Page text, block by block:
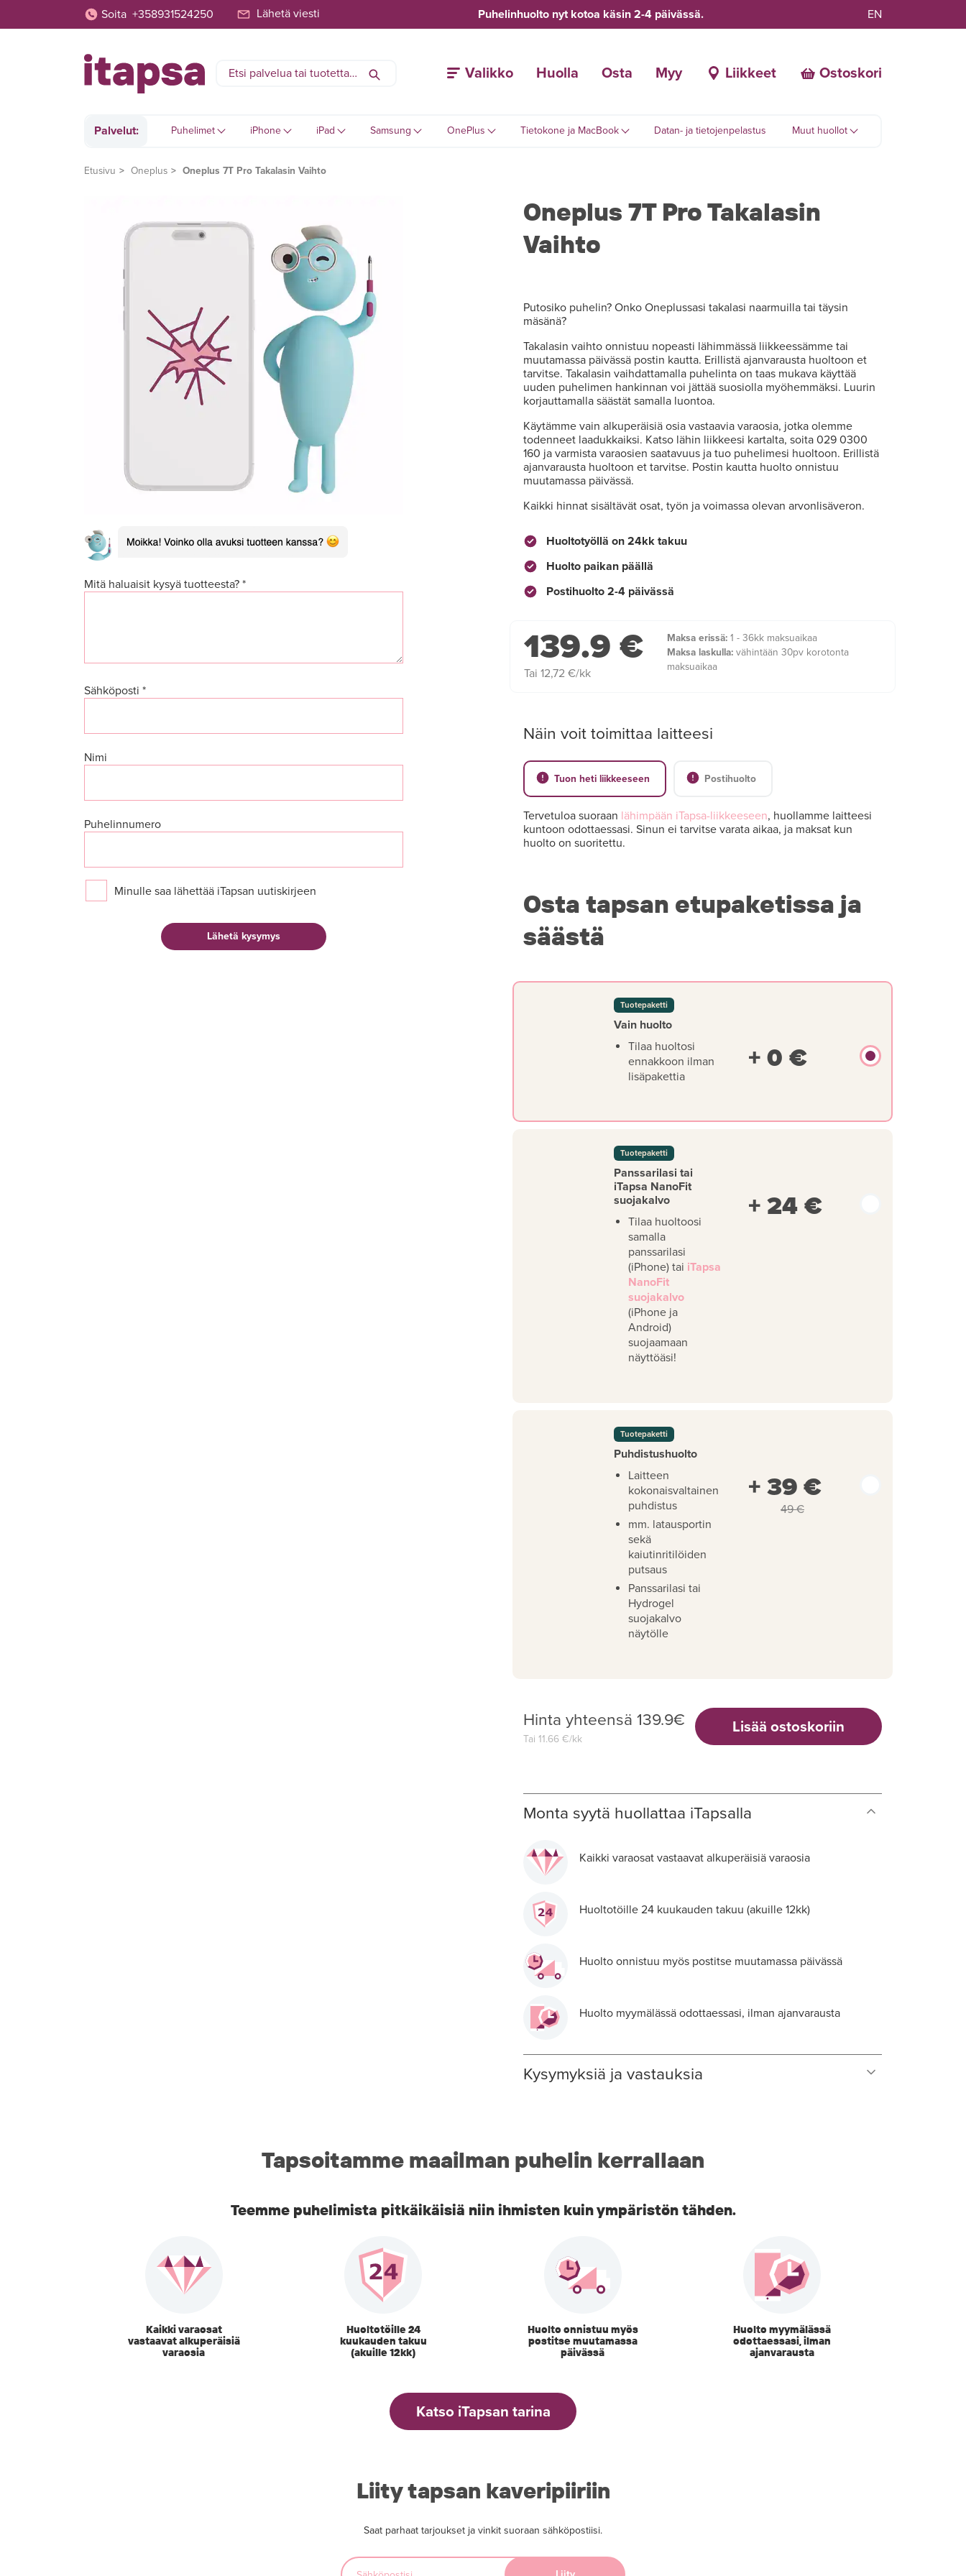
Soita +358931524250 Lähetä viesti Puhelinhuolto nyt kotoa käsin 2-4 päivässä. EN
Valikko Huolla Osta Myy Liikkeet Ostoskori
Palvelut: Puhelimet iPhone iPad Samsung OnePlus Tietokone ja MacBook Datan- ja tietojenpelastus Muut huollot
Etusivu Oneplus Oneplus 7T Pro Takalasin Vaihto
Mitä haluaisit kysyä tuotteesta? *
Sähköposti *
Nimi
Puhelinnumero
Minulle saa lähettää iTapsan uutiskirjeen
Oneplus 7T Pro Takalasin
Vaihto
Putosiko puhelin? Onko Oneplussasi takalasi naarmuilla tai täysin
mäsänä?
Takalasin vaihto onnistuu nopeasti lähimmässä liikkeessämme tai
muutamassa päivässä postin kautta. Erillistä ajanvarausta huoltoon et
tarvitse. Takalasin vaihdattamalla puhelinta on taas mukava käyttää
uuden puhelimen hankinnan voi jättää suosiolla myöhemmäksi. Luurin
korjauttamalla säästät samalla luontoa.
Käytämme vain alkuperäisiä osia vastaavia varaosia, jotka olemme
todenneet laadukkaiksi. Katso lähin liikkeesi kartalta, soita 029 0300
160 ja varmista varaosien saatavuus ja tuo puhelimesi huoltoon. Erillistä
ajanvarausta huoltoon et tarvitse. Postin kautta huolto onnistuu
muutamassa päivässä.
Kaikki hinnat sisältävät osat, työn ja voimassa olevan arvonlisäveron.
Huoltotyöllä on 24kk takuu
Huolto paikan päällä
Postihuolto 2-4 päivässä
139.9 €
Tai 12,72 €/kk
Maksa erissä:1 - 36kk maksuaikaa
Maksa laskulla:vähintään 30pv korotonta
maksuaikaa
Näin voit toimittaa laitteesi
Tuon heti liikkeeseen Postihuolto
Tervetuloa suoraan lähimpään iTapsa-liikkeeseen, huollamme laitteesi
kuntoon odottaessasi. Sinun ei tarvitse varata aikaa, ja maksat kun
huolto on suoritettu.
Osta tapsan etupaketissa ja
säästä
Tuotepaketti
Vain huolto
Tilaa huoltosi
ennakkoon ilman
lisäpakettia
+ 0 €
Tuotepaketti
Panssarilasi tai
iTapsa NanoFit
suojakalvo
Tilaa huoltoosi
samalla
panssarilasi
(iPhone) tai iTapsa
NanoFit
suojakalvo
(iPhone ja
Android)
suojaamaan
näyttöäsi!
+ 24 €
Tuotepaketti
Puhdistushuolto
Laitteen
kokonaisvaltainen
puhdistus
mm. latausportin
sekä
kaiutinritilöiden
putsaus
Panssarilasi tai
Hydrogel
suojakalvo
näytölle
+ 39 €
49 €
Hinta yhteensä 139.9€
Tai 11.66€/kk
Lisää ostoskoriin
Monta syytä huollattaa iTapsalla
Kaikki varaosat vastaavat alkuperäisiä varaosia
Huoltotöille 24 kuukauden takuu (akuille 12kk)
Huolto onnistuu myös postitse muutamassa päivässä
Huolto myymälässä odottaessasi, ilman ajanvarausta
Kysymyksiä ja vastauksia
Tapsoitamme maailman puhelin kerrallaan
Teemme puhelimista pitkäikäisiä niin ihmisten kuin ympäristön tähden.
Kaikki varaosat
vastaavat alkuperäisiä
varaosia
Huoltotöille 24
kuukauden takuu
(akuille 12kk)
Huolto onnistuu myös
postitse muutamassa
päivässä
Huolto myymälässä
odottaessasi, ilman
ajanvarausta
Katso iTapsan tarina
Liity tapsan kaveripiiriin
Saat parhaat tarjoukset ja vinkit suoraan sähköpostiisi.